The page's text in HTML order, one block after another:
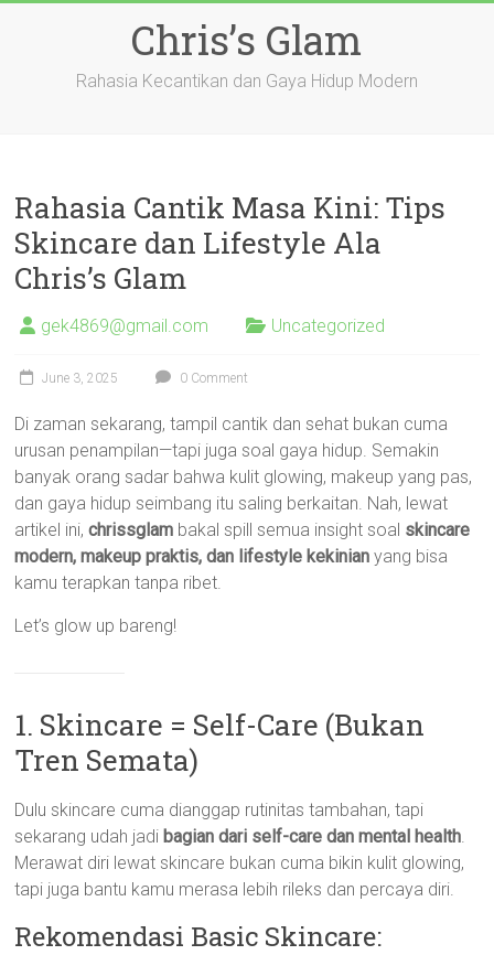
Chris’s Glam
Rahasia Kecantikan dan Gaya Hidup Modern
Rahasia Cantik Masa Kini: Tips
Skincare dan Lifestyle Ala
Chris’s Glam
gek4869@gmail.com Uncategorized
June 3, 2025 0 Comment
Di zaman sekarang, tampil cantik dan sehat bukan cuma
urusan penampilan—tapi juga soal gaya hidup. Semakin
banyak orang sadar bahwa kulit glowing, makeup yang pas,
dan gaya hidup seimbang itu saling berkaitan. Nah, lewat
artikel ini,chrissglam bakal spill semua insight soal skincare
modern, makeup praktis, dan lifestyle kekinian yang bisa
kamu terapkan tanpa ribet.
Let’s glow up bareng!
1. Skincare = Self-Care (Bukan
Tren Semata)
Dulu skincare cuma dianggap rutinitas tambahan, tapi
sekarang udah jadi bagian dari self-care dan mental health.
Merawat diri lewat skincare bukan cuma bikin kulit glowing,
tapi juga bantu kamu merasa lebih rileks dan percaya diri.
Rekomendasi Basic Skincare: